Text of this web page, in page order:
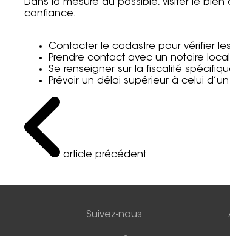
Dans la mesure du possible, visiter le
confiance.
Contacter le cadastre pour vérifier
Prendre contact avec un notaire
Se renseigner sur la fiscalité
Prévoir un délai supérieur à celui
article précédent
Suivez-nous